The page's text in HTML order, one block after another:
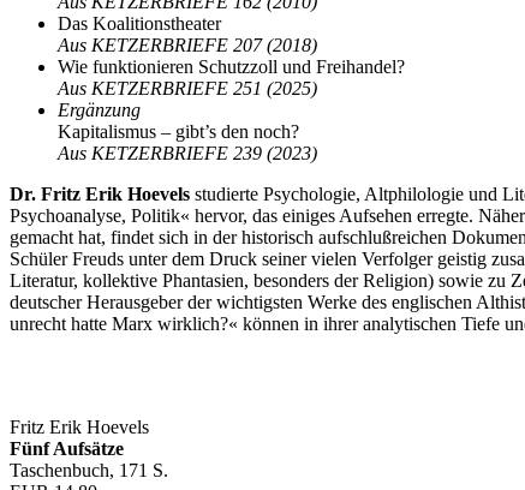
Das Koalitionstheater
Aus KETZERBRIEFE 207 (2018)
Wie funktionieren Schutzzoll und Freihandel?
Aus KETZERBRIEFE 251 (2025)
Ergänzung
Kapitalismus – gibt’s den noch?
Aus KETZERBRIEFE 239 (2023)
Dr. Fritz Erik Hoevels studierte Psychologie, Altphilologie und
Psychoanalyse, Politik« her­vor, das einiges Aufsehen erregte.
gemacht hat, findet sich in der historisch aufschlußreichen
Schüler Freuds unter dem Druck seiner vielen Verfolger geistig
Literatur, kollek­tive Phantasien, besonders der Religion) sowie zu
deutscher Herausgeber der wichtigsten Werke des englischen
unrecht hatte Marx wirklich?« können in ihrer analytischen Tiefe
Fritz Erik Hoevels
Fünf Aufsätze
Taschenbuch, 171 S.